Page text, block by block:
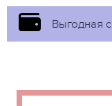
Выгодная